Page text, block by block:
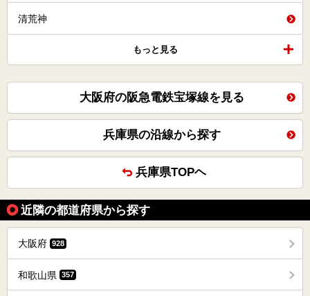
清荒神
もっと見る
大阪府の阪急電鉄宝塚線を見る
兵庫県の沿線から探す
兵庫県TOPヘ
近隣の都道府県から探す
大阪府 928
和歌山県 357